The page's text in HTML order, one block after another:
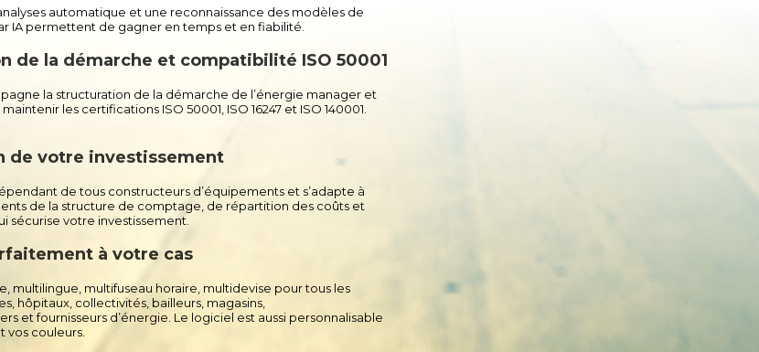
automatique et une reconnaissance des modèles de
IA permettent de gagner en temps et en fiabilité.
de la démarche et compatibilité ISO 50001​
la structuration de la démarche de l’énergie manager et
les certifications ISO 50001, ISO16247 et ISO 140001.
de votre investissement​
de tous constructeurs d’équipements et s’adapte à
de la structure de comptage, de répartition des coûts et
sécurise votre investissement.
à votre cas​
multilingue, multifuseau horaire, multidevise pour tous les
hôpitaux, collectivités, bailleurs, magasins,
et fournisseurs d’énergie. Le logiciel est aussi personnalisable
vos couleurs.